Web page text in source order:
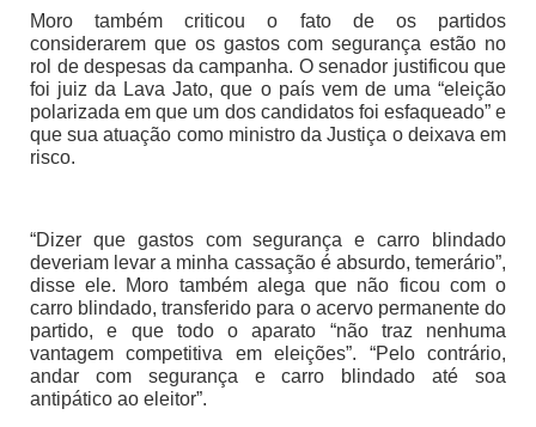
Moro também criticou o fato de os partidos
considerarem que os gastos com segurança estão no
rol de despesas da campanha. O senador justificou que
foi juiz da Lava Jato, que o país vem de uma “eleição
polarizada em que um dos candidatos foi esfaqueado” e
que sua atuação como ministro da Justiça o deixava em
risco.
“Dizer que gastos com segurança e carro blindado
deveriam levar a minha cassação é absurdo, temerário”,
disse ele. Moro também alega que não ficou com o
carro blindado, transferido para o acervo permanente do
partido, e que todo o aparato “não traz nenhuma
vantagem competitiva em eleições”. “Pelo contrário,
andar com segurança e carro blindado até soa
antipático ao eleitor”.